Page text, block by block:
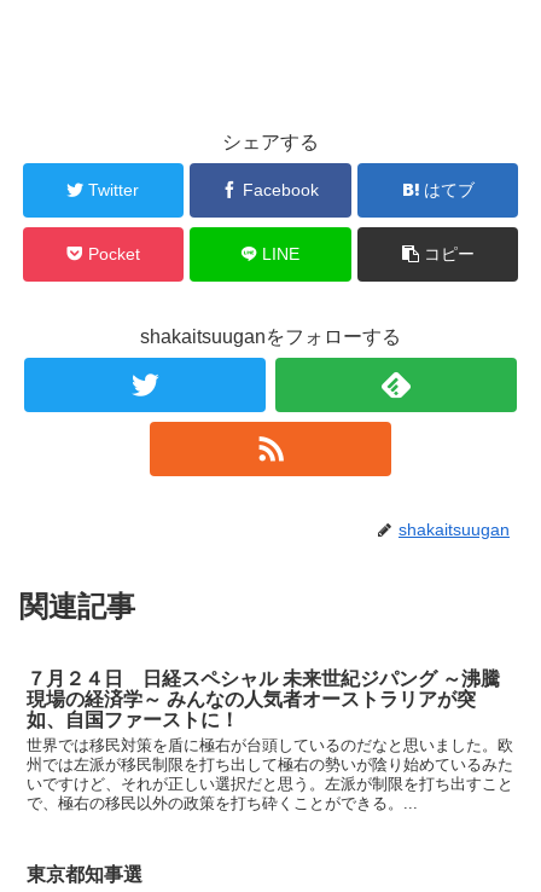
シェアする
Twitter Facebook はてブ
Pocket LINE コピー
shakaitsuuganをフォローする
shakaitsuugan
関連記事
７月２４日 日経スペシャル 未来世紀ジパング ～沸騰
現場の経済学～ みんなの人気者オーストラリアが突
如、自国ファーストに！
世界では移民対策を盾に極右が台頭しているのだなと思いました。欧
州では左派が移民制限を打ち出して極右の勢いが陰り始めているみた
いですけど、それが正しい選択だと思う。左派が制限を打ち出すこと
で、極右の移民以外の政策を打ち砕くことができる。...
東京都知事選